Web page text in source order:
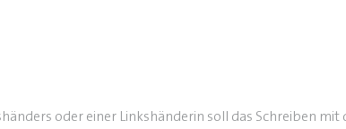
oder einer Linkshänderin soll das Schreiben mit